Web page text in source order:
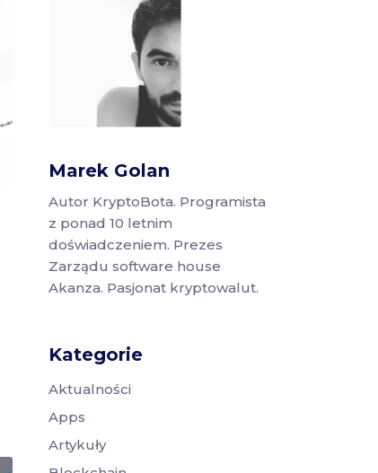
Marek Golan
Autor KryptoBota. Programista
z ponad 10 letnim
doświadczeniem. Prezes
Zarządu software house
Akanza. Pasjonat kryptowalut.
Kategorie
Aktualności
Apps
Artykuły